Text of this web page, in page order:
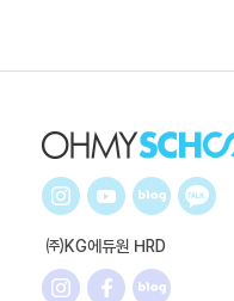
㈜KG에듀원 HRD